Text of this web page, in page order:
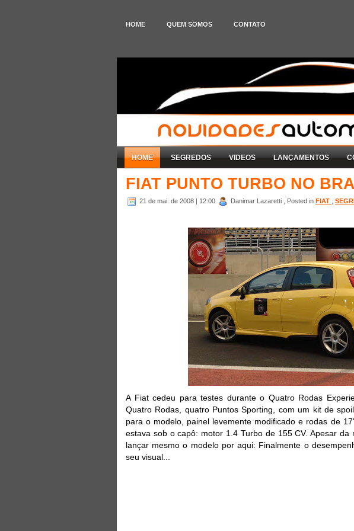
HOME QUEM SOMOS CONTATO
HOME SEGREDOS VIDEOS LANÇAMENTOS
FIAT PUNTO TURBO NO
21 de mai. de 2008 | 12:00 Danimar Lazaretti , Posted in FIAT
A Fiat cedeu para testes durante o Quatro Rodas
Quatro Rodas, quatro Puntos Sporting, com um kit de
para o modelo, painel levemente modificado e rodas de
estava sob o capô: motor 1.4 Turbo de 155 CV. Apesar da
lançar mesmo o modelo por aqui: Finalmente o
seu visual...